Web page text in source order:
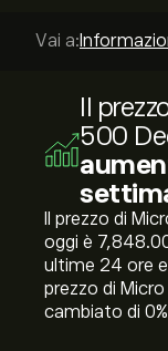
Vai a:
Il
500
Il prezzo di
oggi è
ultime 24 ore
prezzo di
cambiato di